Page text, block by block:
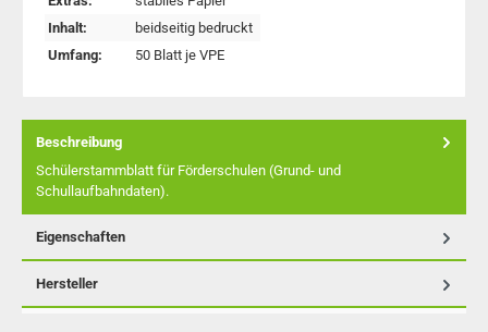
Inhalt:
beidseitig bedruckt
Umfang:
50 Blatt je VPE
Beschreibung
Schülerstammblatt für Förderschulen (Grund- und
Schullaufbahndaten).
Eigenschaften
Hersteller